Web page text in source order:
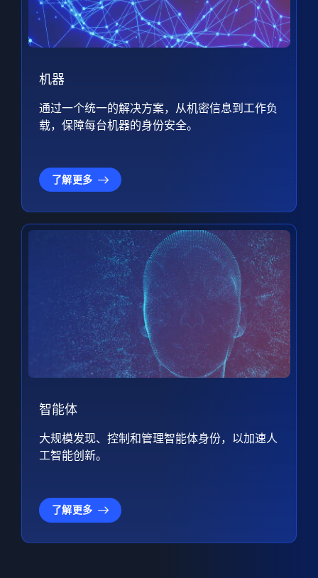
机器
通过一个统一的解决方案，从机密信息到工作负
载，保障每台机器的身份安全。
了解更多
智能体
大规模发现、控制和管理智能体身份，以加速人
工智能创新。
了解更多